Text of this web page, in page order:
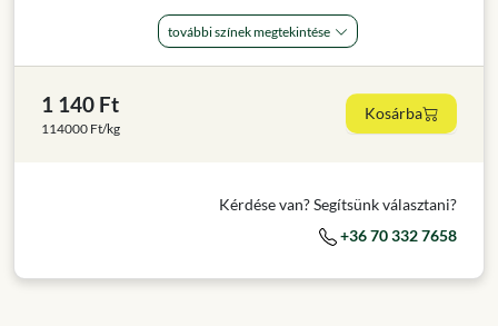
további színek megtekintése
1 140 Ft
114000 Ft/kg
Kosárba
Kérdése van? Segítsünk választani?
+36 70 332 7658